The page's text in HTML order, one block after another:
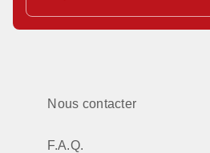
Nous contacter
F.A.Q.